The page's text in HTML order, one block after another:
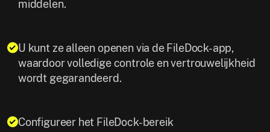
middelen.
U kunt ze alleen openen via de FileDock-app,
waardoor volledige controle en vertrouwelijkheid
wordt gegarandeerd.
Configureer het FileDock-bereik